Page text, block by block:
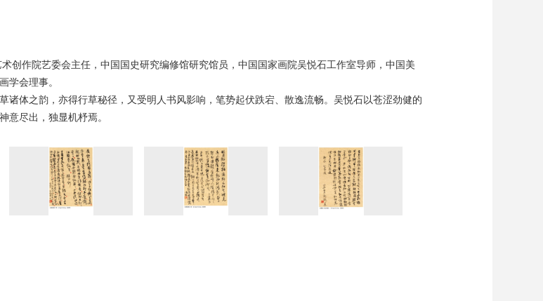
创作院艺委会主任，中国国史研究编修馆研究馆员，中国国家画院吴悦石工作室导师，中国美
学会理事。
诸体之韵，亦得行草秘径，又受明人书风影响，笔势起伏跌宕、散逸流畅。吴悦石以苍涩劲健的
意尽出，独显机杼焉。